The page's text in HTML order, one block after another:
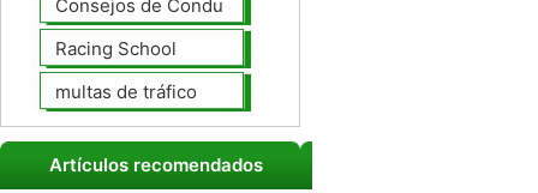
Consejos de Conducción
Racing School
multas de tráfico
Artículos recomendados